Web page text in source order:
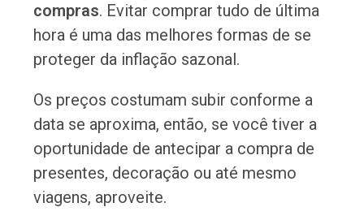
compras. Evitar comprar tudo de última
hora é uma das melhores formas de se
proteger da inflação sazonal.
Os preços costumam subir conforme a
data se aproxima, então, se você tiver a
oportunidade de antecipar a compra de
presentes, decoração ou até mesmo
viagens, aproveite.